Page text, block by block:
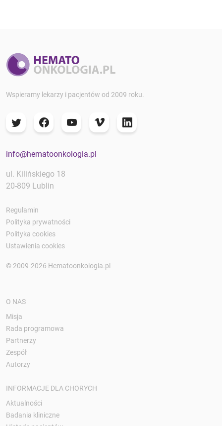
Wspieramy lekarzy i pacjentów od 2009 roku.
info@hematoonkologia.pl
ul. Kilińskiego 18
20-809 Lublin
Regulamin
Polityka prywatności
Polityka cookies
Ustawienia cookies
© 2009-2026 Hematoonkologia.pl
O NAS
Misja
Rada programowa
Partnerzy
Zespół
Autorzy
INFORMACJE DLA CHORYCH
Aktualności
Badania kliniczne